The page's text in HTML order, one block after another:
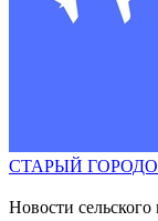
СТАРЫЙ
Новости